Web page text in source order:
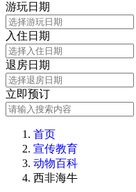
游玩日期
入住日期
退房日期
立即预订
首页
宣传教育
动物百科
西非海牛